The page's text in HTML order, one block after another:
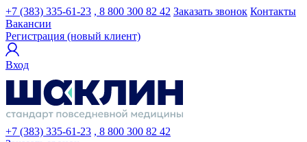
+7 (383) 335-61-23 , 8 800 300 82 42 Заказать звонок Контакты
Вакансии
Регистрация (новый клиент)
Вход
+7 (383) 335-61-23 , 8 800 300 82 42